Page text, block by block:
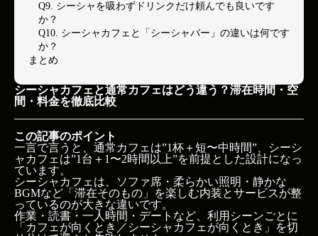
Q9. シーシャを吸わずドリンクだけ頼んでも良いです
か？
Q10. シーシャカフェと「シーシャバー」の違いは何です
か？
まとめ
シーシャカフェと通常カフェはどう違う？滞在時間・空
間・料金を徹底比較
この記事のポイント
一言で言うと、通常カフェは”1杯＋短〜中時間”、シーシ
ャカフェは”1台＋1〜2時間以上”を前提とした設計になっ
ています。
シーシャカフェは、ソファ席・柔らかい照明・静かな
BGMなど「滞在そのもの」を楽しむ内装とサービスが整
っているのが大きな違いです。
作業・読書・一人時間・デートなど、利用シーンごとに
「カフェが向くとき／シーシャカフェが向くとき」を切